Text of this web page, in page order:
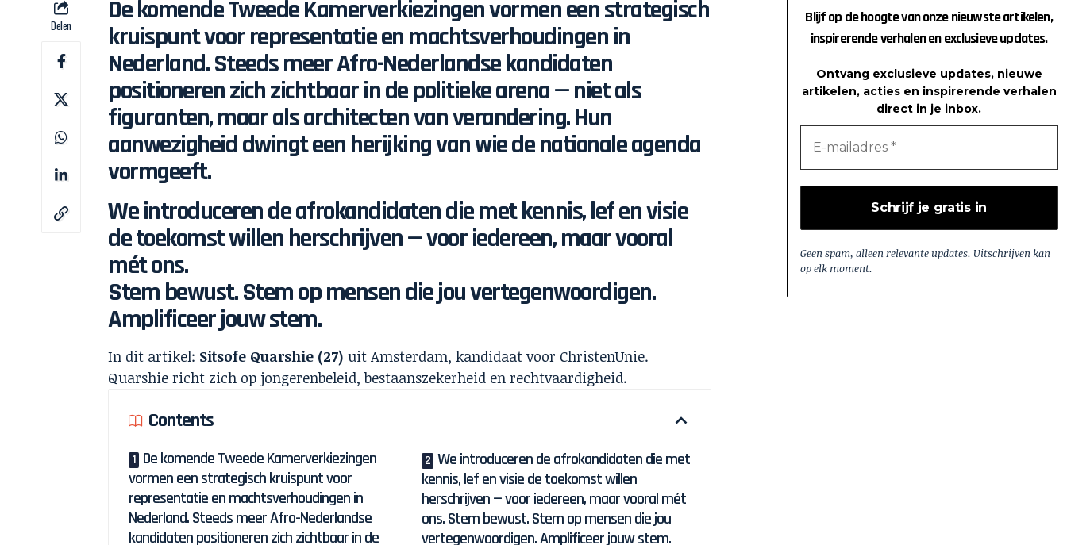
Delen
De komende Tweede Kamerverkiezingen vormen een strategisch
kruispunt voor representatie en machtsverhoudingen in
Nederland. Steeds meer Afro-Nederlandse kandidaten
positioneren zich zichtbaar in de politieke arena — niet als
figuranten, maar als architecten van verandering. Hun
aanwezigheid dwingt een herijking van wie de nationale agenda
vormgeeft.
We introduceren de afrokandidaten die met kennis, lef en visie
de toekomst willen herschrijven — voor iedereen, maar vooral
mét ons.
Stem bewust. Stem op mensen die jou vertegenwoordigen.
Amplificeer jouw stem.
In dit artikel: Sitsofe Quarshie (27) uit Amsterdam, kandidaat voor ChristenUnie.
Quarshie richt zich op jongerenbeleid, bestaanszekerheid en rechtvaardigheid.
Contents
De komende Tweede Kamerverkiezingen
vormen een strategisch kruispunt voor
representatie en machtsverhoudingen in
Nederland. Steeds meer Afro-Nederlandse
kandidaten positioneren zich zichtbaar in de
We introduceren de afrokandidaten die met
kennis, lef en visie de toekomst willen
herschrijven — voor iedereen, maar vooral mét
ons. Stem bewust. Stem op mensen die jou
vertegenwoordigen. Amplificeer jouw stem.
Blijf op de hoogte van onze nieuwste artikelen,
inspirerende verhalen en exclusieve updates.
Ontvang exclusieve updates, nieuwe
artikelen, acties en inspirerende verhalen
direct in je inbox.
Geen spam, alleen relevante updates. Uitschrijven kan
op elk moment.